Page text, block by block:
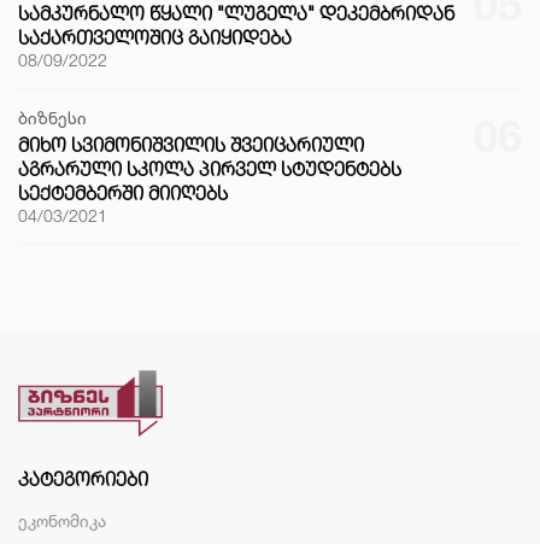
ᲡᲐᲛᲙᲣᲠᲜᲐᲚᲝ ᲬᲧᲐᲚᲘ "ᲚᲣᲒᲔᲚᲐ" ᲓᲔᲙᲔᲛᲑᲠᲘᲓᲐᲜ
ᲡᲐᲥᲐᲠᲗᲕᲔᲚᲝᲨᲘᲪ ᲒᲐᲘᲧᲘᲓᲔᲑᲐ
08/09/2022
ბიზნესი
ᲛᲘᲮᲝ ᲡᲕᲘᲛᲝᲜᲘᲨᲕᲘᲚᲘᲡ ᲨᲕᲔᲘᲪᲐᲠᲘᲣᲚᲘ
ᲐᲒᲠᲐᲠᲣᲚᲘ ᲡᲙᲝᲚᲐ ᲞᲘᲠᲕᲔᲚ ᲡᲢᲣᲓᲔᲜᲢᲔᲑᲡ
ᲡᲔᲥᲢᲔᲛᲑᲔᲠᲨᲘ ᲛᲘᲘᲦᲔᲑᲡ
04/03/2021
ᲙᲐᲢᲔᲒᲝᲠᲘᲔᲑᲘ
ეკონომიკა